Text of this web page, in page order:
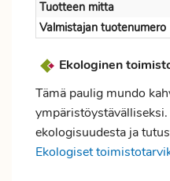
Tuotteen mitta
Valmistajan tuotenumero
Ekologinen
Tämä paulig mundo
ekologisuudesta ja
Ekologiset